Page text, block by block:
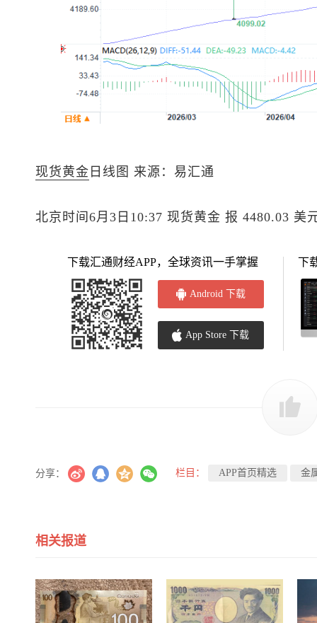
现货黄金 日线图 来源：易汇通
北京时间6月3日10:37 现货黄金 报 4480.03 美
下载汇通财经APP，全球资讯一手掌握
Android 下载
App Store 下载
下
分享： 栏目： APP首页精选 金
相关报道